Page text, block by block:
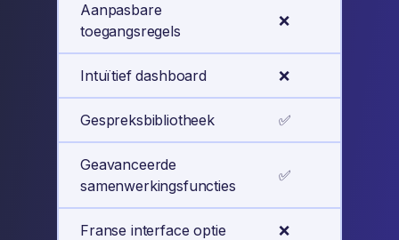
Aanpasbare
toegangsregels
❌
Intuïtief dashboard ❌
Gespreksbibliotheek ✅
Geavanceerde
samenwerkingsfuncties
✅
Franse interface optie ❌